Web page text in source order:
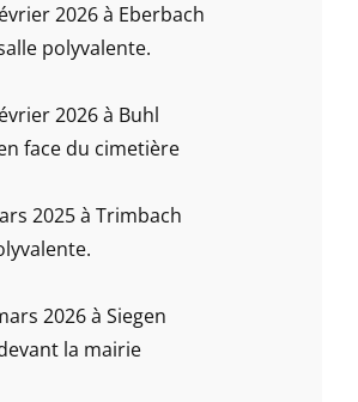
2026 à Eberbach
polyvalente.
2026 à Buhl
face du cimetière
2025 à Trimbach
2026 à Siegen
la mairie